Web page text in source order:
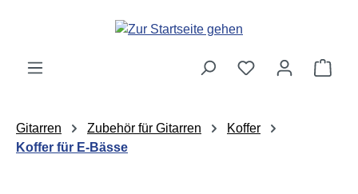
Zum Hauptinhalt springen
Gitarren Zubehör für Gitarren
Koffer
Koffer für E-Bässe